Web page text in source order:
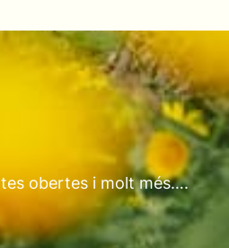
obertes i molt més….